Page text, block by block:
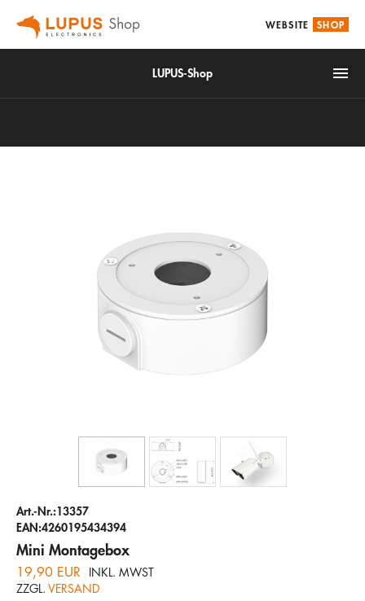
WEBSITE SHOP
LUPUS-Shop
IoT
Alarm & Smarthome
Videoüberwachung
Zubehör
Art.-Nr.:13357
EAN:4260195434394
Mini Montagebox
19,90 EUR
INKL. MWST
ZZGL. VERSAND